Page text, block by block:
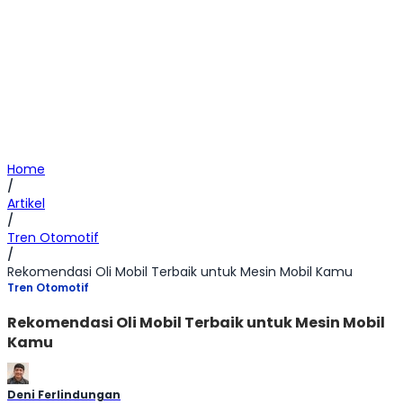
Home
/
Artikel
/
Tren Otomotif
/
Rekomendasi Oli Mobil Terbaik untuk Mesin Mobil Kamu
Tren Otomotif
Rekomendasi Oli Mobil Terbaik untuk Mesin Mobil
Kamu
Deni Ferlindungan